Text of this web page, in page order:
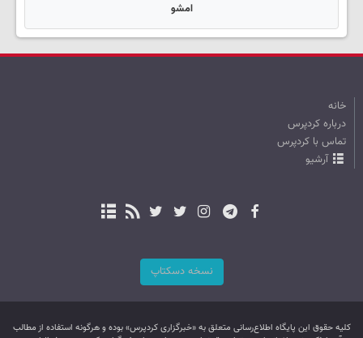
امشو
خانه
درباره کردپرس
تماس با کردپرس
آرشیو
نسخه دسکتاپ
کليه حقوق اين پایگاه اطلاع‌رسانی متعلق به «خبرگزاری کردپرس» بوده و هرگونه استفاده از مطالب